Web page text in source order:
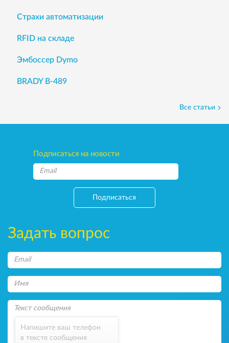
Страхи автоматизации
RFID на складе
Эмбоссер Dymo
BRADY B-489
Все статьи
Подписаться на новости
Подписаться
Задать вопрос
Напишите ваш телефон
в тексте сообщения